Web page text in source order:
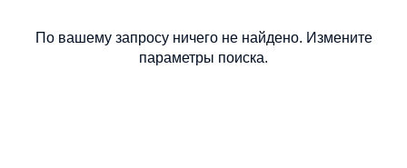
По вашему запросу ничего не найдено. Измените
параметры поиска.